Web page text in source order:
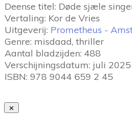
Deense titel: Døde sjæle
Vertaling: Kor de Vries
Uitgeverij: Prometheus -
Genre: misdaad, thriller
Aantal bladzijden: 488
Verschijningsdatum: juli 2025
ISBN: 978 9044 659 2 45